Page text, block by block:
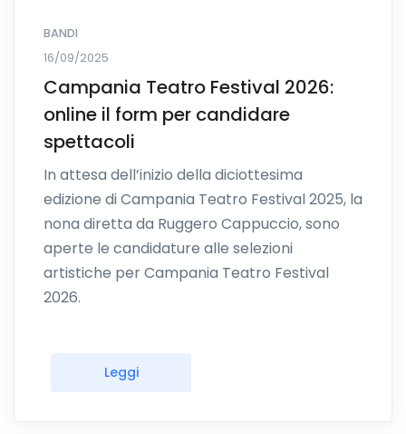
BANDI
16/09/2025
Campania Teatro Festival 2026:
online il form per candidare
spettacoli
In attesa dell’inizio della diciottesima
edizione di Campania Teatro Festival 2025, la
nona diretta da Ruggero Cappuccio, sono
aperte le candidature alle selezioni
artistiche per Campania Teatro Festival
2026.
Leggi